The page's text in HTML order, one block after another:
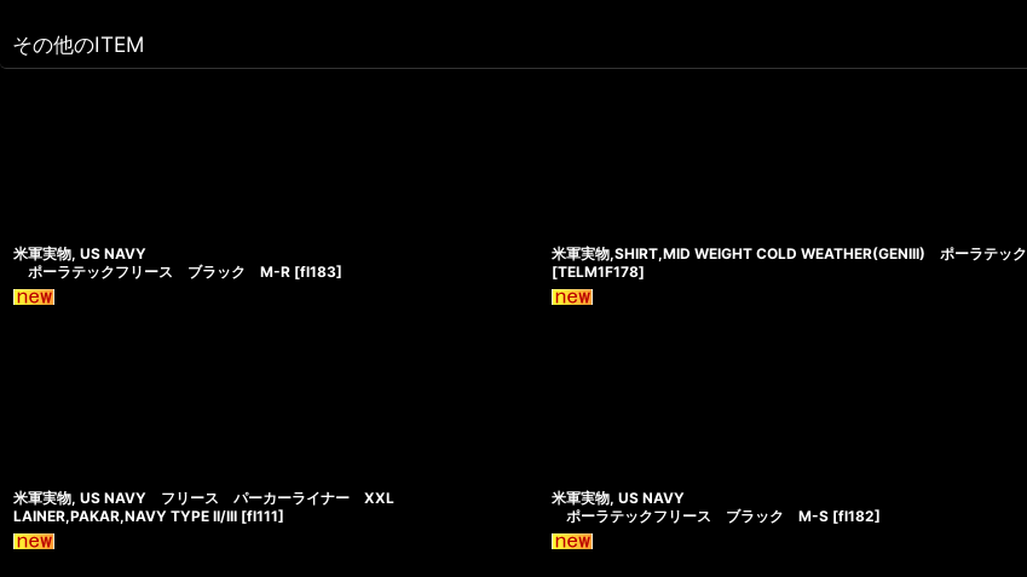
その他のITEM
米軍実物, US NAVY
ポーラテックフリース ブラック M-R [fl183]
米軍実物,SHIRT,MID WEIGHT COLD WEATHER(GENIII) ポーラテック
[TELM1F178]
米軍実物, US NAVY フリース パーカーライナー XXL
LAINER,PAKAR,NAVY TYPE II/III [fl111]
米軍実物, US NAVY
ポーラテックフリース ブラック M-S [fl182]